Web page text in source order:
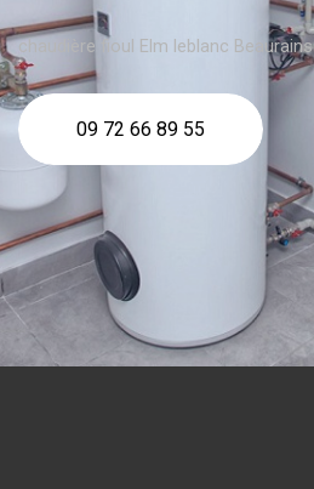
chaudière fioul Elm leblanc Beaurains
09 72 66 89 55